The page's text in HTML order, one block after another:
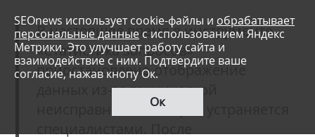
В настоящее время в инструменте
«Статистика запросов»
приостановлено отображение
данных из-за технической
неисправности, которая устраняется
SEOnews использует cookie-файлы и обрабатывает
персональные данныес использованием Яндекс
Метрики. Это улучшает работу сайта и
взаимодействие с ним. Подтвердите ваше
согласие, нажав кнопу Ок.
Ок